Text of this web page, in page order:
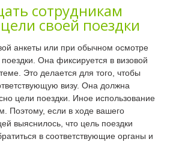
сотрудникам
своей поездки
анкеты или при обычном осмотре
Она фиксируется в визовой
Это делается для того, чтобы
визу. Она должна
цели поездки. Иное использование
Поэтому, если в ходе вашего
выяснилось, что цель поездки
в соответствующие органы и